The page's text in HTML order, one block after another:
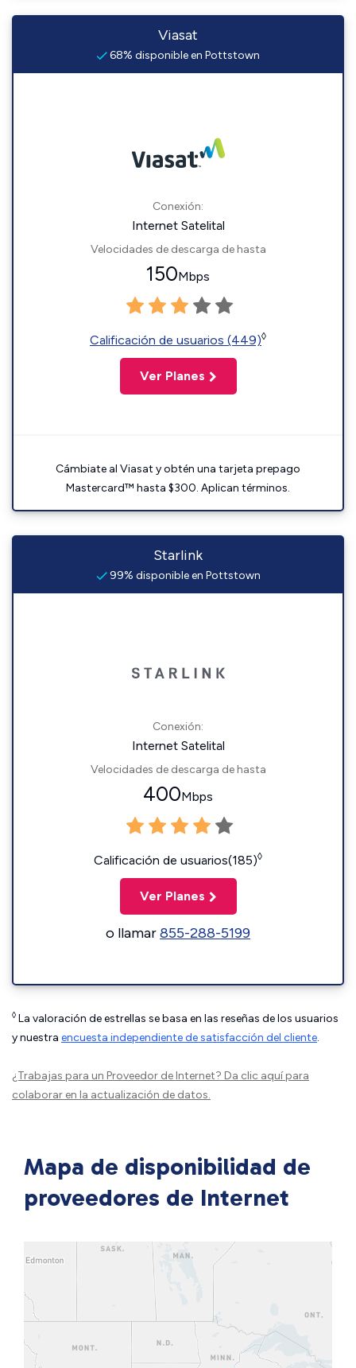
Viasat
68% disponible en Pottstown
Conexión:
Internet Satelital
Velocidades de descarga de hasta
150Mbps
Calificación de usuarios (449)◊
Ver Planes
Cámbiate al Viasat y obtén una tarjeta prepago
Mastercard™ hasta $300. Aplican términos.
Starlink
99% disponible en Pottstown
Conexión:
Internet Satelital
Velocidades de descarga de hasta
400Mbps
Calificación de usuarios(185)◊
Ver Planes
o llamar855-288-5199
◊ La valoración de estrellas se basa en las reseñas de los usuarios
y nuestra encuesta independiente de satisfacción del cliente.
¿Trabajas para un Proveedor de Internet? Da clic aquípara
colaborar en la actualización de datos.
Mapa de disponibilidad de
proveedores de Internet